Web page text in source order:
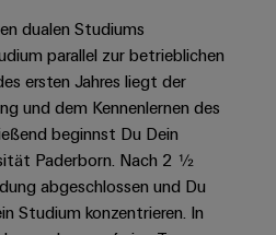
dualen Studiums
parallel zur betrieblichen
ersten Jahres liegt der
und dem Kennenlernen des
beginnst Du Dein
Paderborn. Nach 2 ½
abgeschlossen und Du
Studium konzentrieren. In